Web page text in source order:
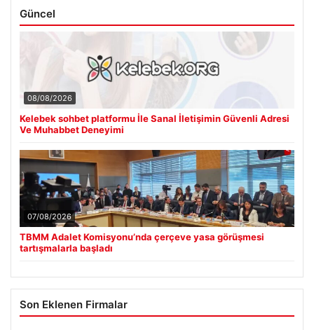
Güncel
08/08/2026
Kelebek sohbet platformu İle Sanal İletişimin Güvenli Adresi
Ve Muhabbet Deneyimi
07/08/2026
TBMM Adalet Komisyonu’nda çerçeve yasa görüşmesi
tartışmalarla başladı
Son Eklenen Firmalar